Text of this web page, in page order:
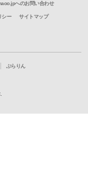
へのお問い合わせ
シー サイトマップ
ぶらりん